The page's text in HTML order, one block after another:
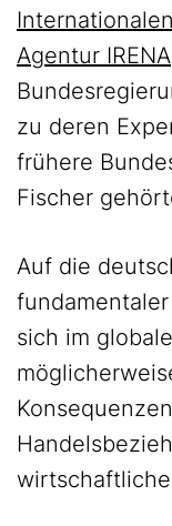
Agentur IRENA
zu deren
frühere
Fischer
Auf die
sich im